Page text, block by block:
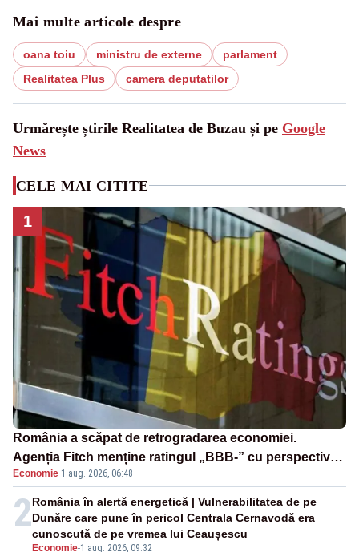
Mai multe articole despre
oana toiu ministru de externe
parlament
Realitatea Plus
camera deputatilor
Urmărește știrile Realitatea de Buzau și pe Google
News
CELE MAI CITITE
1
România a scăpat de retrogradarea economiei.
Agenția Fitch menține ratingul „BBB-” cu perspectivă
negativă
Economie·1 aug. 2026, 06:48
2
Economie-1 aug. 2026, 09:32
România în alertă energetică | Vulnerabilitatea de pe
Dunăre care pune în pericol Centrala Cernavodă era
cunoscută de pe vremea lui Ceaușescu